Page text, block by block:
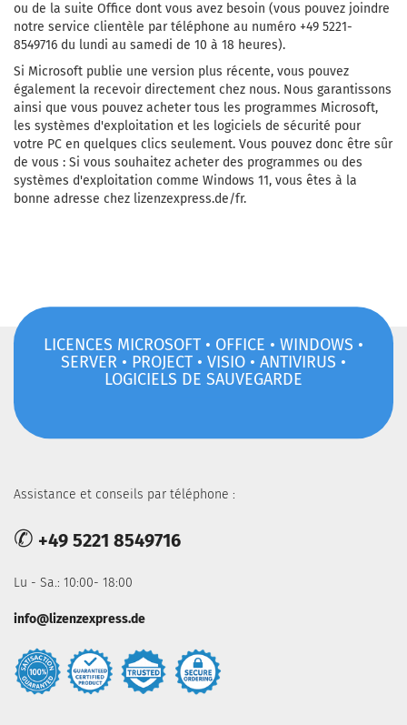
ou de la suite Office dont vous avez besoin (vous pouvez joindre
notre service clientèle par téléphone au numéro +49 5221-
8549716 du lundi au samedi de 10 à 18 heures).
Si Microsoft publie une version plus récente, vous pouvez
également la recevoir directement chez nous. Nous garantissons
ainsi que vous pouvez acheter tous les programmes Microsoft,
les systèmes d'exploitation et les logiciels de sécurité pour
votre PC en quelques clics seulement. Vous pouvez donc être sûr
de vous : Si vous souhaitez acheter des programmes ou des
systèmes d'exploitation comme Windows 11, vous êtes à la
bonne adresse chez lizenzexpress.de/fr.
LICENCES MICROSOFT • OFFICE • WINDOWS •
SERVER • PROJECT • VISIO • ANTIVIRUS •
LOGICIELS DE SAUVEGARDE
Assistance et conseils par téléphone :
✆ +49 5221 8549716
Lu - Sa.: 10:00- 18:00
info@lizenzexpress.de